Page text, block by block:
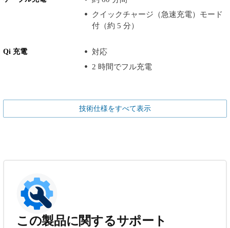
クイックチャージ（急速充電）モード
付（約 5 分）
Qi 充電
対応
2 時間でフル充電
技術仕様をすべて表示
この製品に関するサポート